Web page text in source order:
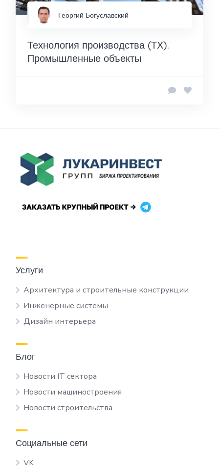
Георгий Богуславский
Технология производства (ТХ).
Промышленные объекты
Услуги
Архитектура и строительные конструкции
Инженерные системы
Дизайн интерьера
Блог
Новости IT сектора
Новости машиностроения
Новости строительства
Социальные сети
VK